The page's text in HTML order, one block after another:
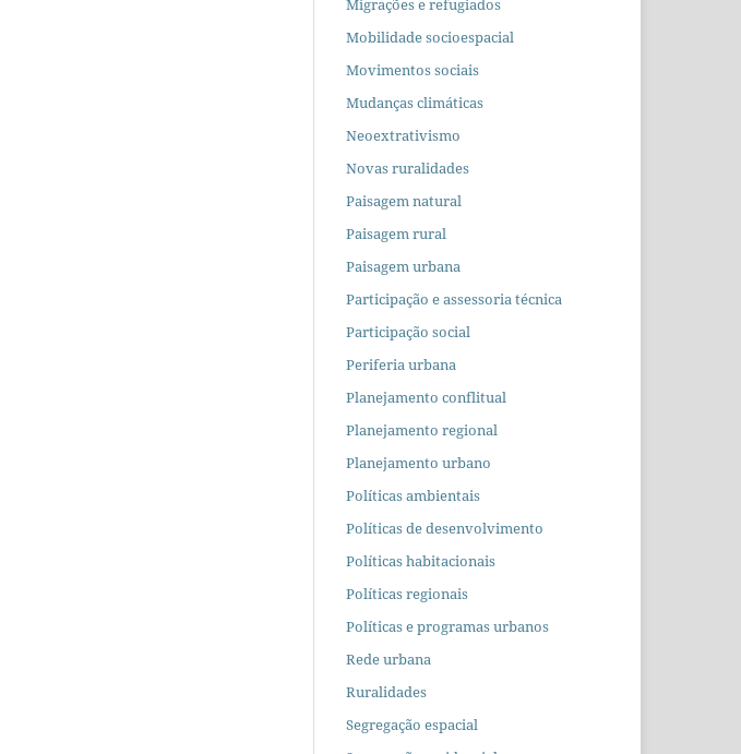
Migrações e refugiados
Mobilidade socioespacial
Movimentos sociais
Mudanças climáticas
Neoextrativismo
Novas ruralidades
Paisagem natural
Paisagem rural
Paisagem urbana
Participação e assessoria técnica
Participação social
Periferia urbana
Planejamento conflitual
Planejamento regional
Planejamento urbano
Políticas ambientais
Políticas de desenvolvimento
Políticas habitacionais
Políticas regionais
Políticas e programas urbanos
Rede urbana
Ruralidades
Segregação espacial